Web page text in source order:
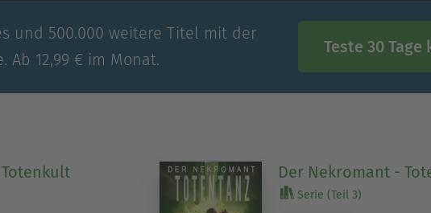
und 500.000 weitere Titel mit der
Ab 12,99 € im Monat.
Teste 30
Der Nekromant -
Serie (Teil 3)